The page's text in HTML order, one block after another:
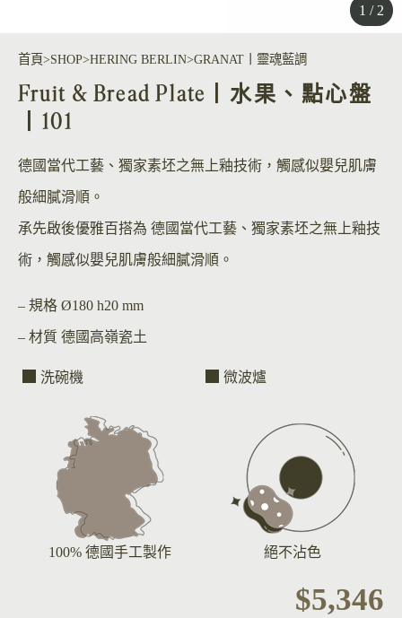
1 / 2
首頁 SHOP HERING BERLIN GRANAT丨靈魂藍調
Fruit & Bread Plate丨水果、點心盤
丨101
德國當代工藝、獨家素坯之無上釉技術，觸感似嬰兒肌膚
般細膩滑順。
承先啟後優雅百搭為 德國當代工藝、獨家素坯之無上釉技
術，觸感似嬰兒肌膚般細膩滑順。
– 規格 Ø180 h20 mm
– 材質 德國高嶺瓷土
洗碗機 微波爐
100% 德國手工製作 絕不沾色
$5,346